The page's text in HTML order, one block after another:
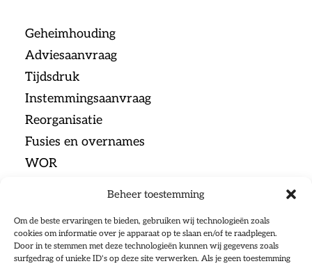
Beheer toestemming
Om de beste ervaringen te bieden, gebruiken wij technologieën zoals
cookies om informatie over je apparaat op te slaan en/of te raadplegen.
Door in te stemmen met deze technologieën kunnen wij gegevens zoals
surfgedrag of unieke ID's op deze site verwerken. Als je geen toestemming
Geheimhouding
Adviesaanvraag
Tijdsdruk
Instemmingsaanvraag
Reorganisatie
Fusies en overnames
WOR
Home